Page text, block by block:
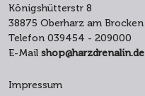
Königshütterstr 8
38875 Oberharz am Brocken
Telefon 039454 - 209000
E-Mail shop@harzdrenalin.de
Impressum